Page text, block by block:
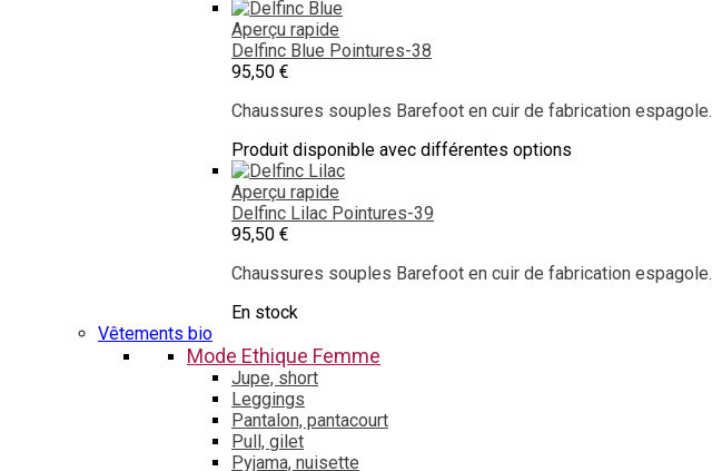
Aperçu rapide
Delfinc Blue Pointures-38
95,50 €
Chaussures souples Barefoot en cuir de fabrication espagole.
Produit disponible avec différentes options
Aperçu rapide
Delfinc Lilac Pointures-39
95,50 €
Chaussures souples Barefoot en cuir de fabrication espagole.
En stock
Vêtements bio
Mode Ethique Femme
Jupe, short
Leggings
Pantalon, pantacourt
Pull, gilet
Pyjama, nuisette